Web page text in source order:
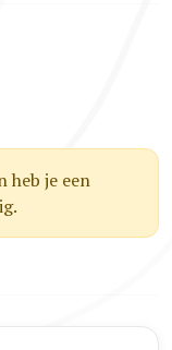
heb je een